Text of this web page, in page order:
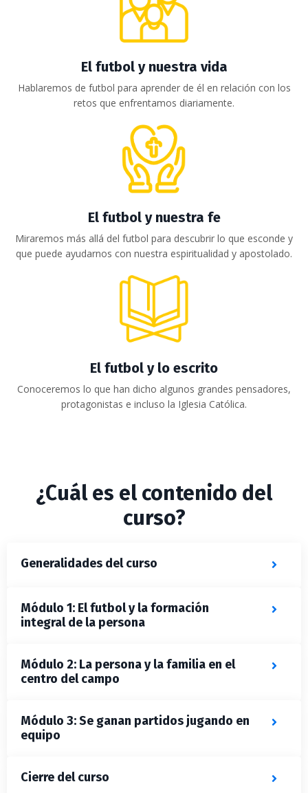
El futbol y nuestra vida
Hablaremos de futbol para aprender de él en relación con los
retos que enfrentamos diariamente.
El futbol y nuestra fe
Miraremos más allá del futbol para descubrir lo que esconde y
que puede ayudarnos con nuestra espiritualidad y apostolado.
El futbol y lo escrito
Conoceremos lo que han dicho algunos grandes pensadores,
protagonistas e incluso la Iglesia Católica.
¿Cuál es el contenido del
curso?
Generalidades del curso
Módulo 1: El futbol y la formación
integral de la persona
Módulo 2: La persona y la familia en el
centro del campo
Módulo 3: Se ganan partidos jugando en
equipo
Cierre del curso